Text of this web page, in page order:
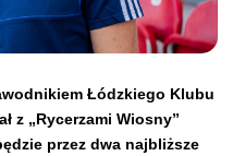
Łódzkiego Klubu
z „Rycerzami Wiosny”
przez dwa najbliższe